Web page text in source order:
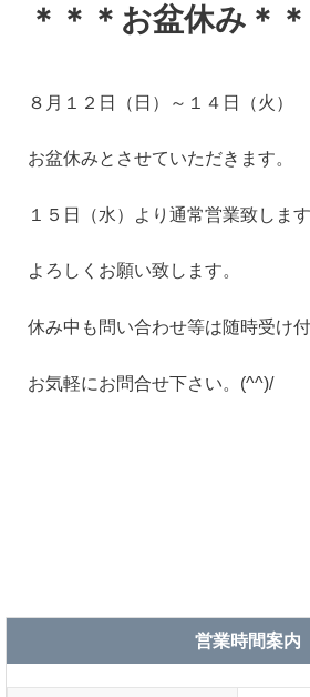
＊＊＊お盆休み＊＊
８月１２日（日）～１４日（火）
お盆休みとさせていただきます。
１５日（水）より通常営業致します
よろしくお願い致します。
休み中も問い合わせ等は随時受け
お気軽にお問合せ下さい。(^^)/
営業時間案内